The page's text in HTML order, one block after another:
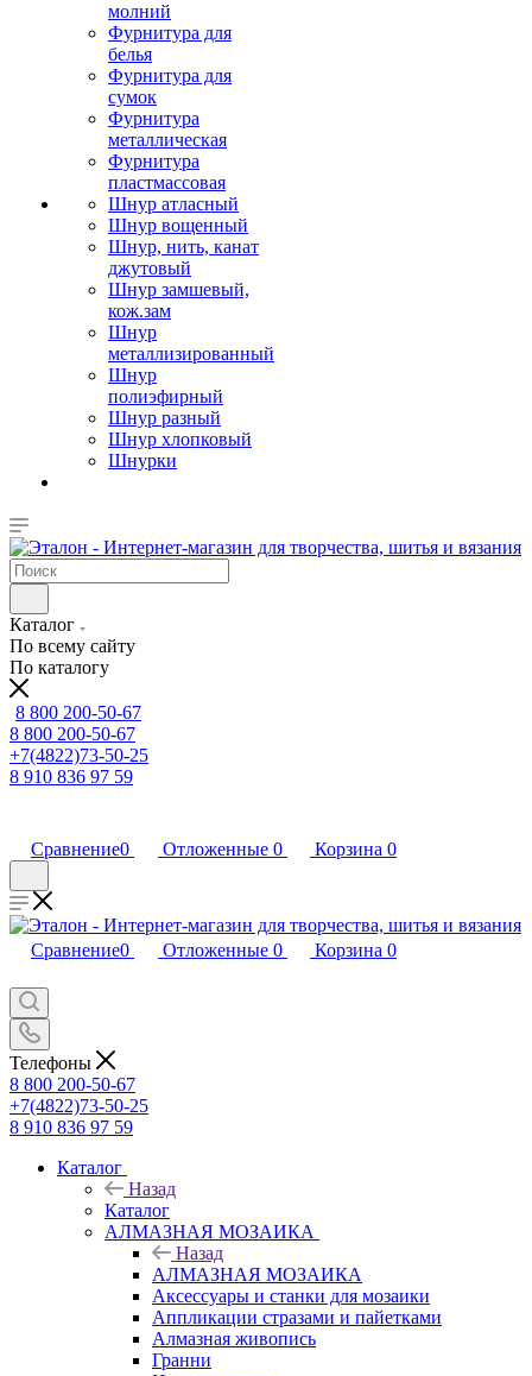
молний
Фурнитура для
белья
Фурнитура для
сумок
Фурнитура
металлическая
Фурнитура
пластмассовая
Шнур атласный
Шнур вощенный
Шнур, нить, канат
джутовый
Шнур замшевый,
кож.зам
Шнур
металлизированный
Шнур
полиэфирный
Шнур разный
Шнур хлопковый
Шнурки
Каталог
По всему сайту
По каталогу
8 800 200-50-67
8 800 200-50-67
+7(4822)73-50-25
8 910 836 97 59
Сравнение0 Отложенные 0 Корзина 0
Сравнение0 Отложенные 0 Корзина 0
Телефоны
8 800 200-50-67
+7(4822)73-50-25
8 910 836 97 59
Каталог
Назад
Каталог
АЛМАЗНАЯ МОЗАИКА
Назад
АЛМАЗНАЯ МОЗАИКА
Аксессуары и станки для мозаики
Аппликации стразами и пайетками
Алмазная живопись
Гранни